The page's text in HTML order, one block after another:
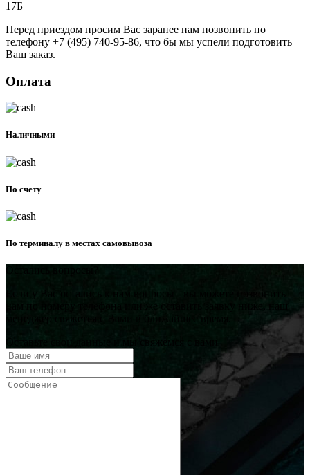
17Б
Перед приездом просим Вас заранее нам позвонить по
телефону +7 (495) 740-95-86, что бы мы успели подготовить
Ваш заказ.
Оплата
Наличными
По счету
По терминалу в местах самовывоза
нам по номеру телефона или же оставить заявку ниже, наш
менеджер свяжется с Вами в ближайшее время.
Оставьте свои данные и мы свяжемся с вами